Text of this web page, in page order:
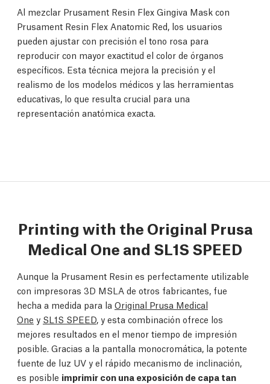
Al mezclar Prusament Resin Flex Gingiva Mask con
Prusament Resin Flex Anatomic Red, los usuarios
pueden ajustar con precisión el tono rosa para
reproducir con mayor exactitud el color de órganos
específicos. Esta técnica mejora la precisión y el
realismo de los modelos médicos y las herramientas
educativas, lo que resulta crucial para una
representación anatómica exacta.
Printing with the Original Prusa
Medical One and SL1S SPEED
Aunque la Prusament Resin es perfectamente utilizable
con impresoras 3D MSLA de otros fabricantes, fue
hecha a medida para la Original Prusa Medical
One y SL1S SPEED, y esta combinación ofrece los
mejores resultados en el menor tiempo de impresión
posible. Gracias a la pantalla monocromática, la potente
fuente de luz UV y el rápido mecanismo de inclinación,
es posible imprimir con una exposición de capa tan